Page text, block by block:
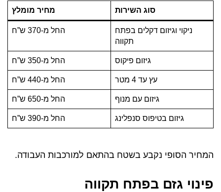
סוג השירות מחיר מומלץ
ניקוי וגיזום דקלים בפתח
תקווה
החל מ-370 ש”ח
גיזום פיקוס החל מ-350 ש”ח
עץ עד 4 מטר החל מ-440 ש”ח
גיזום עם מנוף החל מ-650 ש”ח
גיזום בטיפוס סנפלינג החל מ-390 ש”ח
המחיר הסופי נקבע בשטח בהתאם למורכבות העבודה.
פינוי גזם בפתח תקווה